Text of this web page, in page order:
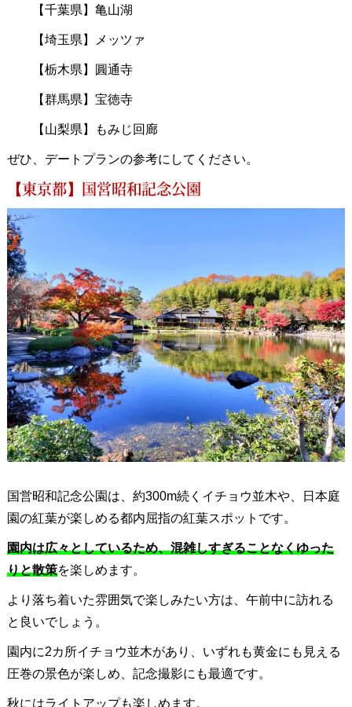
【千葉県】亀山湖
【埼玉県】メッツァ
【栃木県】圓通寺
【群馬県】宝徳寺
【山梨県】もみじ回廊
ぜひ、デートプランの参考にしてください。
【東京都】国営昭和記念公園
国営昭和記念公園は、約300m続くイチョウ並木や、日本庭
園の紅葉が楽しめる都内屈指の紅葉スポットです。
園内は広々としているため、混雑しすぎることなくゆった
りと散策を楽しめます。
より落ち着いた雰囲気で楽しみたい方は、午前中に訪れる
と良いでしょう。
園内に2カ所イチョウ並木があり、いずれも黄金にも見える
圧巻の景色が楽しめ、記念撮影にも最適です。
秋にはライトアップも楽しめます。